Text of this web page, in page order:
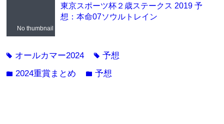
No thumbnail
東京スポーツ杯２歳ステークス 2019 予
想：本命07ソウルトレイン
tag オールカマー2024 tag予想
folder 2024重賞まとめ folder予想